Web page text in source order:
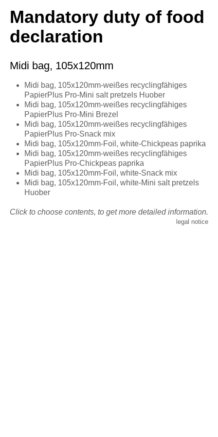
Mandatory duty of food
declaration
Midi bag, 105x120mm
Midi bag, 105x120mm-weißes recyclingfähiges
PapierPlus Pro-Mini salt pretzels Huober
Midi bag, 105x120mm-weißes recyclingfähiges
PapierPlus Pro-Mini Brezel
Midi bag, 105x120mm-weißes recyclingfähiges
PapierPlus Pro-Snack mix
Midi bag, 105x120mm-Foil, white-Chickpeas paprika
Midi bag, 105x120mm-weißes recyclingfähiges
PapierPlus Pro-Chickpeas paprika
Midi bag, 105x120mm-Foil, white-Snack mix
Midi bag, 105x120mm-Foil, white-Mini salt pretzels
Huober
Click to choose contents, to get more detailed information.
legal notice